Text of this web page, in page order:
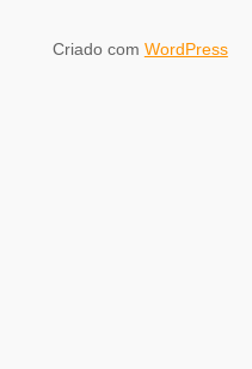
Criado com WordPress